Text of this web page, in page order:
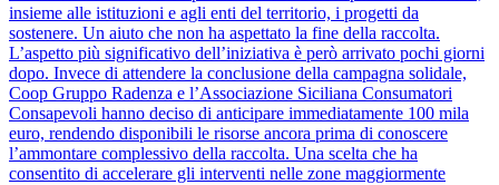
insieme alle istituzioni e agli enti del territorio, i progetti da
sostenere. Un aiuto che non ha aspettato la fine della raccolta.
L’aspetto più significativo dell’iniziativa è però arrivato pochi giorni
dopo. Invece di attendere la conclusione della campagna solidale,
Coop Gruppo Radenza e l’Associazione Siciliana Consumatori
Consapevoli hanno deciso di anticipare immediatamente 100 mila
euro, rendendo disponibili le risorse ancora prima di conoscere
l’ammontare complessivo della raccolta. Una scelta che ha
consentito di accelerare gli interventi nelle zone maggiormente